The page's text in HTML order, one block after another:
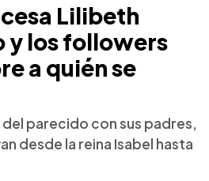
Lilibeth
y los followers
a quién se
del parecido con sus padres,
desde la reina Isabel hasta